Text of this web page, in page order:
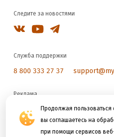
Продолжая пользоваться
вы соглашаетесь на
при помощи сервисов
Следите за новостями
Служба поддержки
8 800 333 27 37
Реклама
reklama@litres.ru
Мы принимаем к оплате